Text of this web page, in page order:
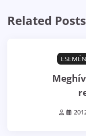
Related Posts